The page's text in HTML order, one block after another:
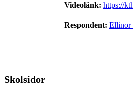
Videolänk: https://
Respondent: Ellinor
Skolsidor